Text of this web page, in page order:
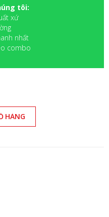
tôi:
xứ
nhất
combo
HÀNG